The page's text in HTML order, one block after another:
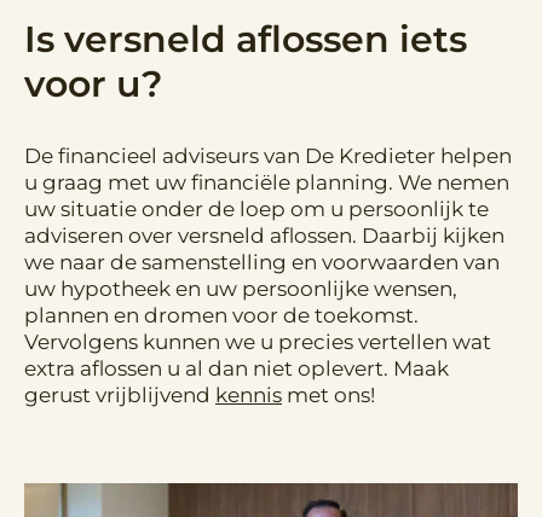
Is versneld aflossen iets
voor u?
De financieel adviseurs van De Kredieter helpen
u graag met uw financiële planning. We nemen
uw situatie onder de loep om u persoonlijk te
adviseren over versneld aflossen. Daarbij kijken
we naar de samenstelling en voorwaarden van
uw hypotheek en uw persoonlijke wensen,
plannen en dromen voor de toekomst.
Vervolgens kunnen we u precies vertellen wat
extra aflossen u al dan niet oplevert. Maak
gerust vrijblijvend kennis met ons!